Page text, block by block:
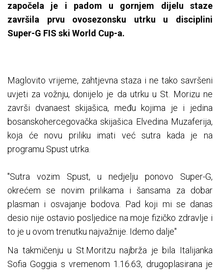
započela je i padom u gornjem dijelu staze
završila prvu ovosezonsku utrku u disciplini
Super-G FIS ski World Cup-a.
Maglovito vrijeme, zahtjevna staza i ne tako savršeni
uvjeti za vožnju, donijelo je da utrku u St. Morizu ne
završi dvanaest skijašica, među kojima je i jedina
bosanskohercegovačka skijašica Elvedina Muzaferija,
koja će novu priliku imati već sutra kada je na
programu Spust utrka.
"Sutra vozim Spust, u nedjelju ponovo Super-G,
okrećem se novim prilikama i šansama za dobar
plasman i osvajanje bodova. Pad koji mi se danas
desio nije ostavio posljedice na moje fizičko zdravlje i
to je u ovom trenutku najvažnije. Idemo dalje"
Na takmičenju u St.Moritzu najbrža je bila Italijanka
Sofia Goggia s vremenom 1.16.63, drugoplasirana je